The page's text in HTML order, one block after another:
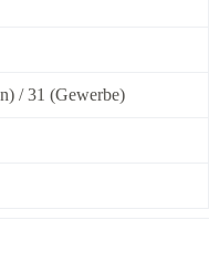
/ 31 (Gewerbe)